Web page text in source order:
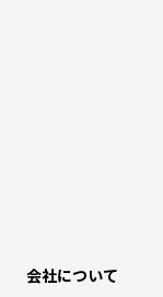
会社について